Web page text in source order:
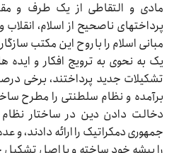
مادی و التقاطی از یک طرف و
پرداختهای ناصحیح از اسلام،
مبانی اسلام را با روح این مکتب
یک به نحوی به ترویج افکار و ایده‌‌‌
تشکیلات جدید پرداختند، برخی
برآمده و نظام سلطنتی را مطرح
دخالت دادن دین در ساختار
جمهوری دمکراتیک را ارائه دادند، و